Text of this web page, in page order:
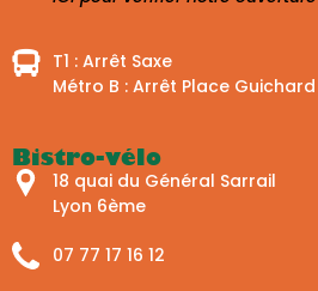
T1 : Arrêt Saxe
Métro B : Arrêt Place Guichard
Bistro-vélo
18 quai du Général Sarrail
Lyon 6ème
07 77 17 16 12